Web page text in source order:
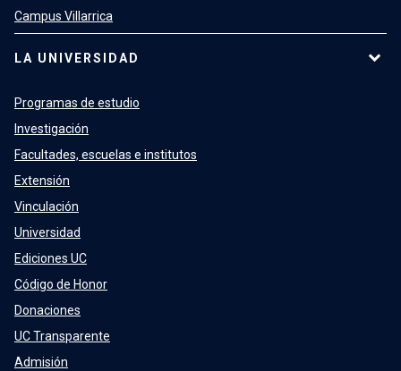
Campus Villarrica
LA UNIVERSIDAD
Programas de estudio
Investigación
Facultades, escuelas e institutos
Extensión
Vinculación
Universidad
Ediciones UC
Código de Honor
Donaciones
UC Transparente
Admisión